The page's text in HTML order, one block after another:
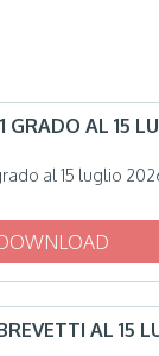
GRADO AL 15
al 15 luglio
AL 15